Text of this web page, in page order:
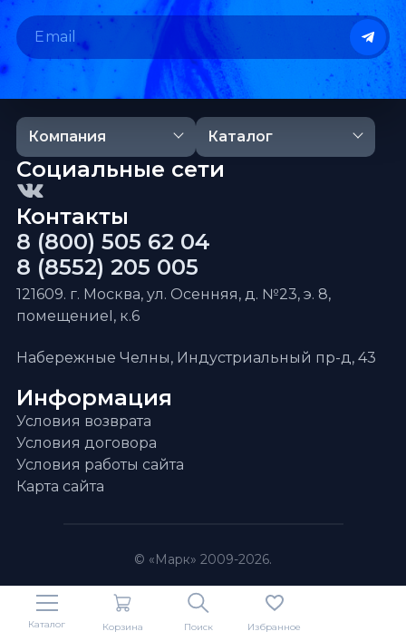
Каталог Корзина Поиск Избранное
Компания Каталог
Информация
Условия возврата
Условия договора
Условия работы сайта
Карта сайта
Контакты
8 (800) 505 62 04
8 (8552) 205 005
121609. г. Москва, ул. Осенняя, д. №23, э. 8,
помещениеI, к.6
Набережные Челны, Индустриальный пр-д, 43
Социальные сети
© «Марк» 2009-2026.